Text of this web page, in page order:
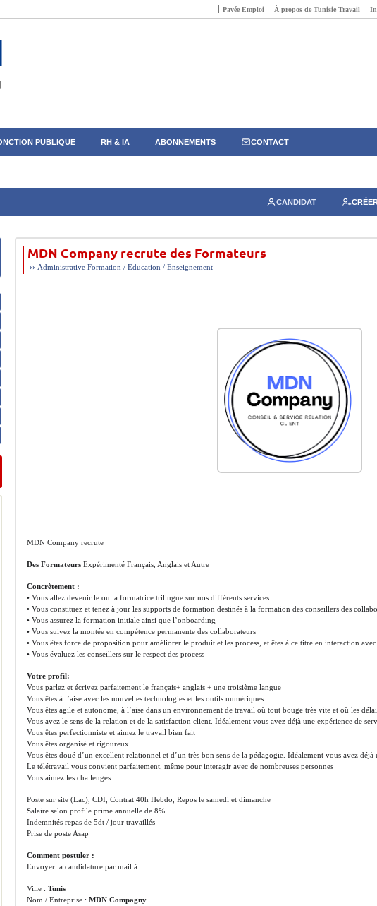
Pavée Emploi À propos de Tunisie Travail
PUBLIQUE RH & IA ABONNEMENTS CONTACT
CANDIDAT
MDN Company recrute des Formateurs
›› Administrative Formation / Education / Enseignement
MDN Company recrute
Des Formateurs Expérimenté Français, Anglais et Autre
Concrètement :
• Vous allez devenir le ou la formatrice trilingue sur nos différents services
• Vous constituez et tenez à jour les supports de formation destinés à la formation des conseillers des
• Vous assurez la formation initiale ainsi que l’onboarding
• Vous suivez la montée en compétence permanente des collaborateurs
• Vous êtes force de proposition pour améliorer le produit et les process, et êtes à ce titre en interaction
• Vous évaluez les conseillers sur le respect des process
Votre profil:
Vous parlez et écrivez parfaitement le français+ anglais + une troisième langue
Vous êtes à l’aise avec les nouvelles technologies et les outils numériques
Vous êtes agile et autonome, à l’aise dans un environnement de travail où tout bouge très vite et où les
Vous avez le sens de la relation et de la satisfaction client. Idéalement vous avez déjà une expérience de
Vous êtes perfectionniste et aimez le travail bien fait
Vous êtes organisé et rigoureux
Vous êtes doué d’un excellent relationnel et d’un très bon sens de la pédagogie. Idéalement vous avez déjà
Le télétravail vous convient parfaitement, même pour interagir avec de nombreuses personnes
Vous aimez les challenges
Poste sur site (Lac), CDI, Contrat 40h Hebdo, Repos le samedi et dimanche
Salaire selon profile prime annuelle de 8%.
Indemnités repas de 5dt / jour travaillés
Prise de poste Asap
Comment postuler :
Envoyer la candidature par mail à :
Ville : Tunis
Nom / Entreprise : MDN Compagny